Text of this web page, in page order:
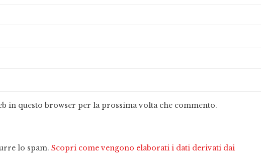
in questo browser per la prossima volta che commento.
lo spam. Scopri come vengono elaborati i dati derivati dai